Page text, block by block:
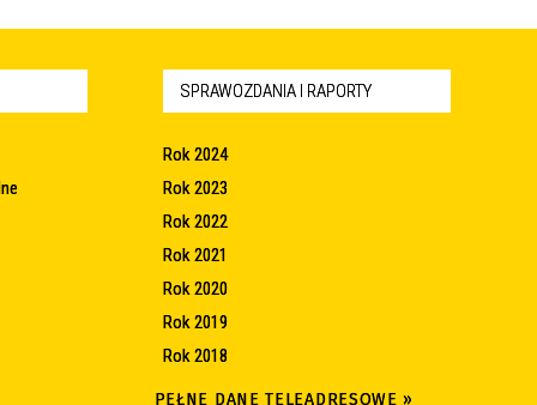
SPRAWOZDANIA I RAPORTY
Rok 2024
Rok 2023
Rok 2022
Rok 2021
Rok 2020
Rok 2019
Rok 2018
PEŁNE DANE TELEADRESOWE »